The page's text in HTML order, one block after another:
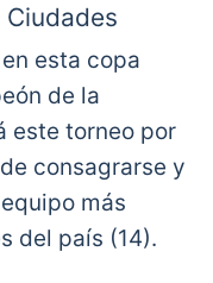
2020
(Copa
esta copa
de la
este torneo por
consagrarse y
más
del país (14).